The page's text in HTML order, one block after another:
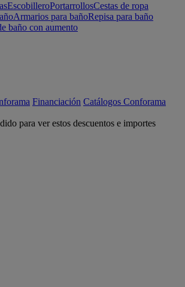
EscobilleroPortarrollosCestas de ropa
Armarios para bañoRepisa para baño
baño con aumento
Financiación Catálogos Conforama
para ver estos descuentos e importes